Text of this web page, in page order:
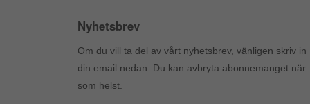
Nyhetsbrev
Om du vill ta del av vårt nyhetsbrev, vänligen skriv in
din email nedan. Du kan avbryta abonnemanget när
som helst.